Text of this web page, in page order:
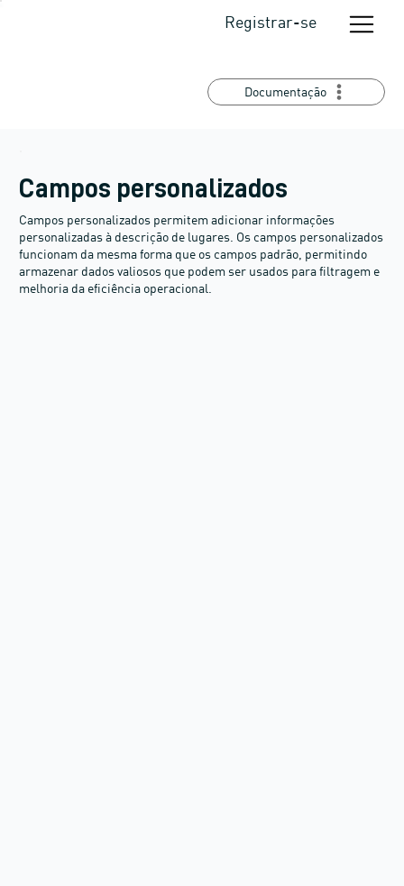
Documentação
Registrar-se
Campos personalizados
Campos personalizados permitem adicionar informações
personalizadas à descrição de lugares. Os campos personalizados
funcionam da mesma forma que os campos padrão, permitindo
armazenar dados valiosos que podem ser usados para filtragem e
melhoria da eficiência operacional.